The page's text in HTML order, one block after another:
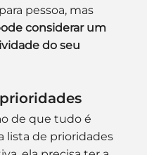
pessoa, mas
considerar um
do seu
de que tudo é
lista de prioridades